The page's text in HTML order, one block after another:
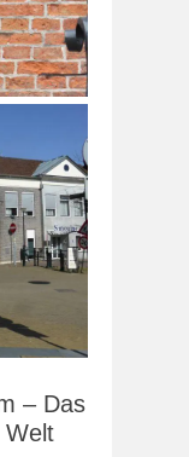
– Das
Welt